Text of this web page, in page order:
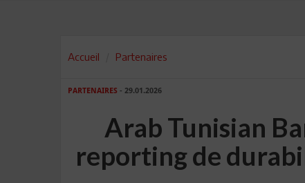
Accueil Partenaires
PARTENAIRES - 29.01.2026
Arab Tunisian
reporting de